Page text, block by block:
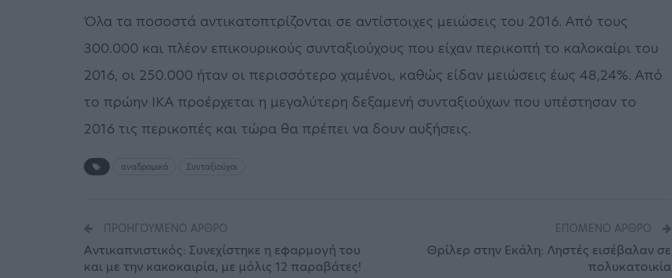
Όλα τα ποσοστά αντικατοπτρίζονται σε αντίστοιχες μειώσεις του 2016. Από τους
300.000 και πλέον επικουρικούς συνταξιούχους που είχαν περικοπή το καλοκαίρι του
2016, οι 250.000 ήταν οι περισσότερο χαμένοι, καθώς είδαν μειώσεις έως 48,24%. Από
το πρώην ΙΚΑ προέρχεται η μεγαλύτερη δεξαμενή συνταξιούχων που υπέστησαν το
2016 τις περικοπές και τώρα θα πρέπει να δουν αυξήσεις.
αναδρομικά Συνταξιούχοι
ΠΡΟΗΓΟΎΜΕΝΟ ΆΡΘΡΟ
Αντικαπνιστικός: Συνεχίστηκε η εφαρμογή του
και με την κακοκαιρία, με μόλις 12 παραβάτες!
ΕΠΌΜΕΝΟ ΆΡΘΡΟ
Θρίλερ στην Εκάλη: Ληστές εισέβαλαν σε
πολυκατοικία